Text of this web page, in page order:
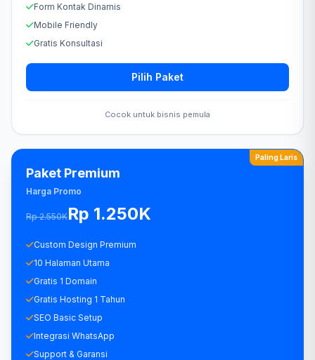
Form Kontak Dinamis
Mobile Friendly
Gratis Konsultasi
Pilih Paket
Cocok untuk bisnis pemula
Paling Laris
Paket Premium
Harga Promo
Rp 2.550KRp 1.250K
Custom Design Premium
10 Halaman Utama
Gratis 1 Domain
Gratis Hosting 1 Tahun
SEO Basic Setup
Integrasi WhatsApp
Support & Garansi